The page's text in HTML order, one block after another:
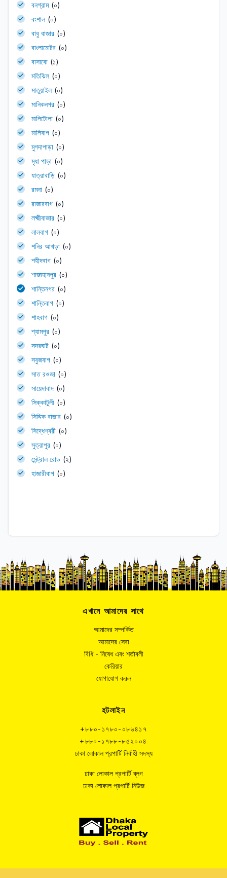
বনগ্রাম (০)
বংশাল (০)
বাবু বাজার (০)
বাংলামোটর (০)
বাসাবো (১)
মতিঝিল (০)
মাতুয়াইল (০)
মানিকনগর (০)
মালিটোলা (০)
মালিবাগ (০)
মুগদাপাড়া (০)
মৃধা পাড়া (০)
যাত্রাবাড়ি (০)
রমনা (০)
রাজারবাগ (০)
লক্ষ্মীবাজার (০)
লালবাগ (০)
শনির আখড়া (০)
শহীদবাগ (০)
শাজাহানপুর (০)
শান্তিনগর (০)
শান্তিবাগ (০)
শাহবাগ (০)
শ্যামপুর (০)
সদরঘাট (০)
সবুজবাগ (০)
সাত রওজা (০)
সায়েদাবাদ (০)
সিক্কাটুলী (০)
সিদ্দিক বাজার (০)
সিদ্ধেশ্বরী (০)
সুত্রাপুর (০)
সেন্ট্রাল রোড (২)
হাজারীবাগ (০)
এখানে আমাদের সাথে
আমাদের সম্পর্কিত
আমাদের সেবা
বিধি - নিষেধ এবং শর্তাবলী
কেরিয়ার
যোগাযোগ করুন
হটলাইন
+৮৮০-১৭৮০-০৮৬৪১৭
+৮৮০-১৭৮৮-৮৫২০০৪
ঢাকা লোকাল প্রপার্টি নির্বাহী সদস্য
ঢাকা লোকাল প্রপার্টি ব্লগ
ঢাকা লোকাল প্রপার্টি নিউজ